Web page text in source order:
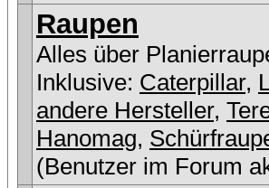
Raupen
Alles über
Inklusive: Caterpillar,
andere Hersteller,
Hanomag,
(Benutzer im Forum